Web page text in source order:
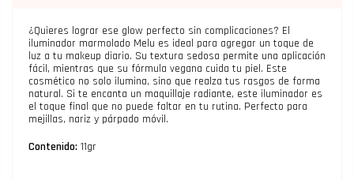
¿Quieres lograr ese glow perfecto sin complicaciones? El
iluminador marmolado Melu es ideal para agregar un toque de
luz a tu makeup diario. Su textura sedosa permite una aplicación
fácil, mientras que su fórmula vegana cuida tu piel. Este
cosmético no solo ilumina, sino que realza tus rasgos de forma
natural. Si te encanta un maquillaje radiante, este iluminador es
el toque final que no puede faltar en tu rutina. Perfecto para
mejillas, nariz y párpado móvil.
Contenido: 11gr